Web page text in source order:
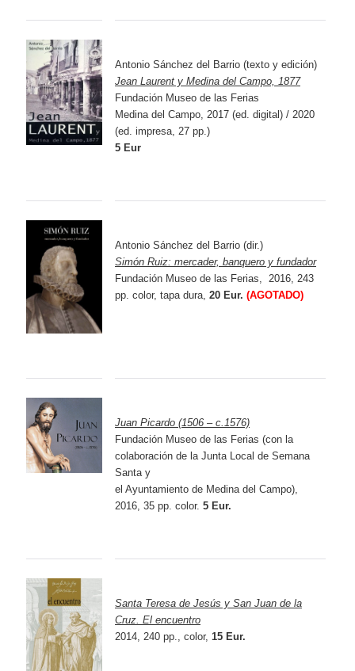
Antonio Sánchez del Barrio (texto y edición)
Jean Laurent y Medina del Campo, 1877
Fundación Museo de las Ferias
Medina del Campo, 2017 (ed. digital) / 2020
(ed. impresa, 27 pp.)
5 Eur
Antonio Sánchez del Barrio (dir.)
Simón Ruiz: mercader, banquero y fundador
Fundación Museo de las Ferias, 2016, 243
pp. color, tapa dura, 20 Eur. (AGOTADO)
Juan Picardo (1506 – c.1576)
Fundación Museo de las Ferias (con la
colaboración de la Junta Local de Semana
Santa y
el Ayuntamiento de Medina del Campo),
2016, 35 pp. color. 5 Eur.
Santa Teresa de Jesús y San Juan de la
Cruz. El encuentro
2014, 240 pp., color, 15 Eur.